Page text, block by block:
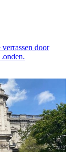
door